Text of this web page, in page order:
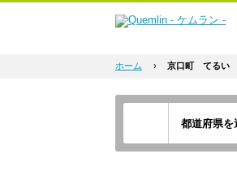
ホーム › 京口町 てるい